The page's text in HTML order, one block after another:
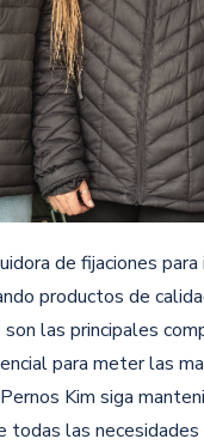
de fijaciones
productos de
las principales
para meter las
Kim siga
todas las